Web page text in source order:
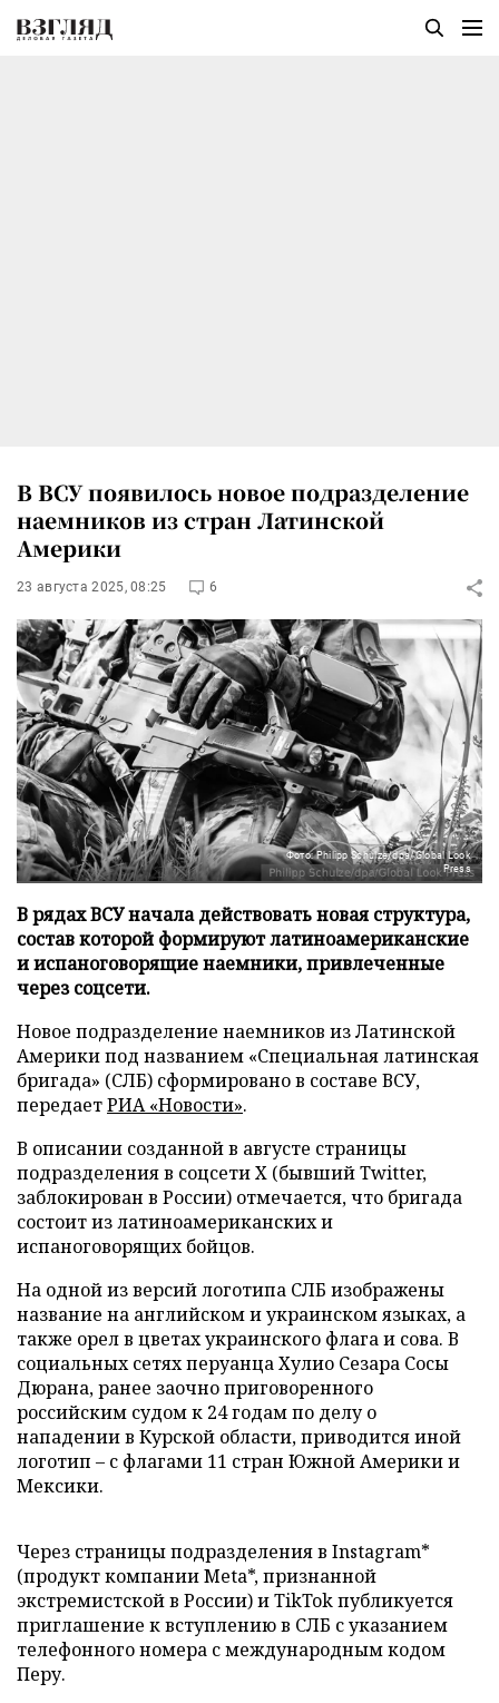
В ВСУ появилось новое подразделение
наемников из стран Латинской
Америки
23 августа 2025, 08:25 6
Фото: Philipp Schulze/dpa/Global Look
Press
В рядах ВСУ начала действовать новая структура,
состав которой формируют латиноамериканские
и испаноговорящие наемники, привлеченные
через соцсети.
Новое подразделение наемников из Латинской
Америки под названием «Специальная латинская
бригада» (СЛБ) сформировано в составе ВСУ,
передаетРИА «Новости».
В описании созданной в августе страницы
подразделения в соцсети X (бывший Twitter,
заблокирован в России) отмечается, что бригада
состоит из латиноамериканских и
испаноговорящих бойцов.
На одной из версий логотипа СЛБ изображены
название на английском и украинском языках, а
также орел в цветах украинского флага и сова. В
социальных сетях перуанца Хулио Сезара Сосы
Дюрана, ранее заочно приговоренного
российским судом к 24 годам по делу о
нападении в Курской области, приводится иной
логотип – с флагами 11 стран Южной Америки и
Мексики.
Через страницы подразделения в Instagram*
(продукт компании Meta*, признанной
экстремистской в России) и TikTok публикуется
приглашение к вступлению в СЛБ с указанием
телефонного номера с международным кодом
Перу.